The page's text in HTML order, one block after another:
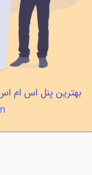
بهترین پنل اس ام